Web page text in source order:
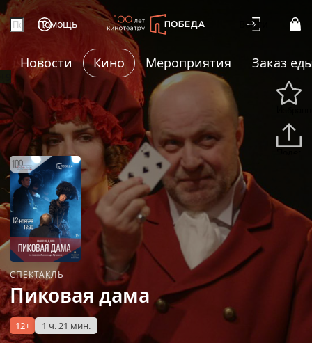
Помощь Войти
Новости Кино Мероприятия Заказ
СПЕКТАКЛЬ
Пиковая дама
12+ 1 ч. 21 мин.